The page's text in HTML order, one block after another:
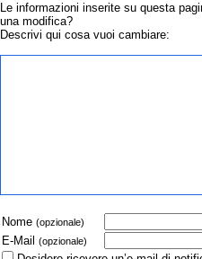
Le informazioni inserite su questa
una modifica?
Descrivi qui cosa vuoi cambiare:
Nome (opzionale)
E-Mail (opzionale)